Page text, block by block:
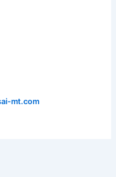
mt.com